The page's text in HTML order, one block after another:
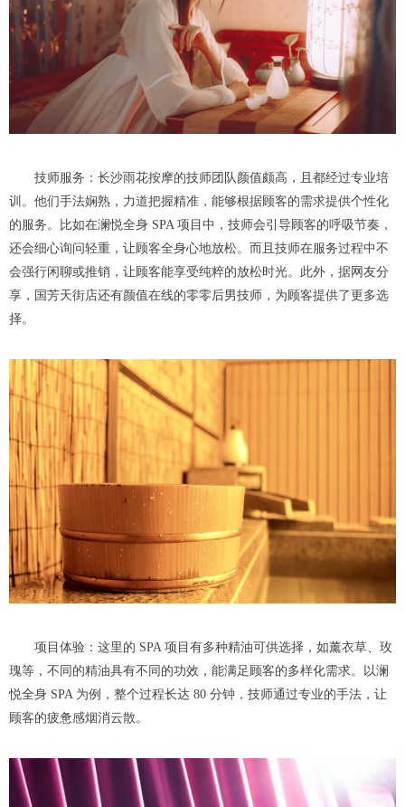
技师服务：长沙雨花按摩的技师团队颜值颇高，且都经过专业培
训。他们手法娴熟，力道把握精准，能够根据顾客的需求提供个性化
的服务。比如在澜悦全身 SPA 项目中，技师会引导顾客的呼吸节奏，
还会细心询问轻重，让顾客全身心地放松。而且技师在服务过程中不
会强行闲聊或推销，让顾客能享受纯粹的放松时光。此外，据网友分
享，国芳天街店还有颜值在线的零零后男技师，为顾客提供了更多选
择。
项目体验：这里的 SPA 项目有多种精油可供选择，如薰衣草、玫
瑰等，不同的精油具有不同的功效，能满足顾客的多样化需求。以澜
悦全身 SPA 为例，整个过程长达 80 分钟，技师通过专业的手法，让
顾客的疲惫感烟消云散。